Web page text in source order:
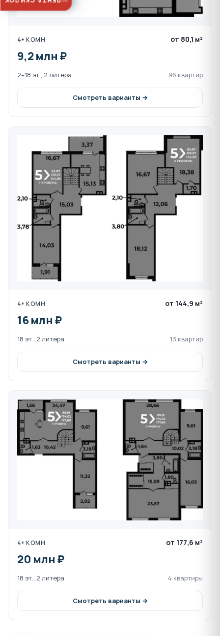
4+ КОМН от 80,1 м²
9,2 млн ₽
2–18 эт., 2 литера 96 квартир
Смотреть варианты →
4+ КОМН от 144,9 м²
16 млн ₽
18 эт., 2 литера 13 квартир
Смотреть варианты →
4+ КОМН от 177,6 м²
20 млн ₽
18 эт., 2 литера 4 квартиры
Смотреть варианты →